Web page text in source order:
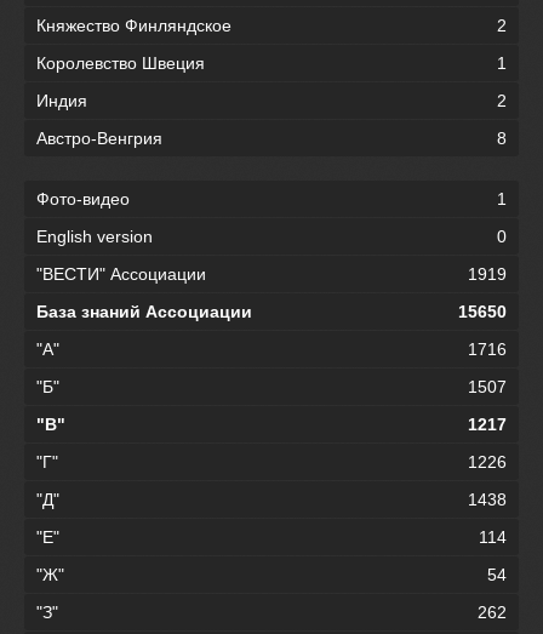
Княжество Финляндское
2
Королевство Швеция
1
Индия
2
Австро-Венгрия
8
Фото-видео
1
English version
0
"ВЕСТИ" Ассоциации
1919
База знаний Ассоциации
15650
"А"
1716
"Б"
1507
"В"
1217
"Г"
1226
"Д"
1438
"Е"
114
"Ж"
54
"З"
262